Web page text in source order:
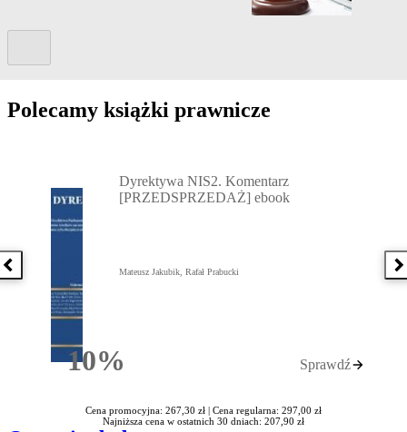
Polecamy książki prawnicze
Poprzednia książka
10%Rabatu
Dyrektywa NIS2. Komentarz
[PRZEDSPRZEDAŻ] ebook
Mateusz Jakubik, Rafał Prabucki
Sprawdź
Cena promocyjna: 267,30 zł | Cena regularna: 297,00 zł
Najniższa cena w ostatnich 30 dniach: 207,90 zł